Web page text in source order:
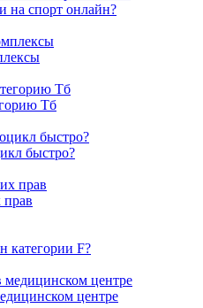
на спорт онлайн?
Тб
быстро?
категории F?
центре